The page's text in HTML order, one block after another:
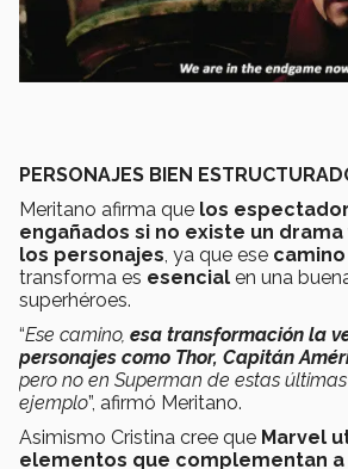
PERSONAJES BIEN
Meritano afirma que los
engañados si no existe un
los personajes, ya que ese camino
transforma es esencial en una
superhéroes.
“Ese camino, esa transformación la
personajes como Thor, Capitán
pero no en Superman de estas
ejemplo”, afirmó Meritano.
Asimismo Cristina cree que Marvel
elementos que complementan